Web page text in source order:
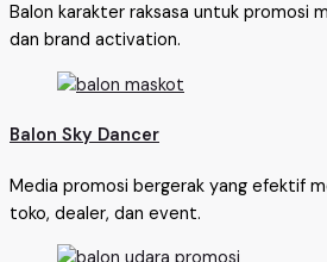
Balon karakter raksasa untuk promosi
dan brand activation.
Balon Sky Dancer
Media promosi bergerak yang efektif
toko, dealer, dan event.